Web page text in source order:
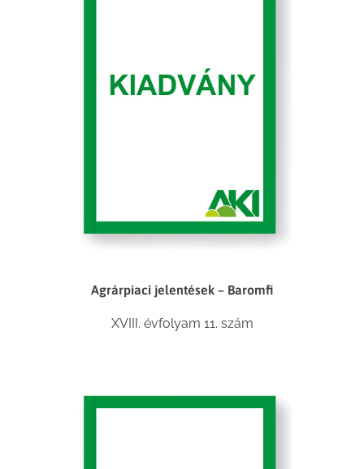
Agrárpiaci jelentések – Baromfi
XVIII. évfolyam 11. szám